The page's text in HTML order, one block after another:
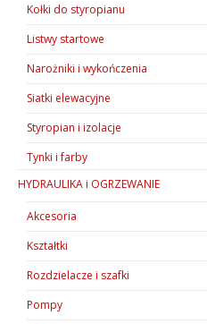
Kołki do styropianu
Listwy startowe
Narożniki i wykończenia
Siatki elewacyjne
Styropian i izolacje
Tynki i farby
HYDRAULIKA i OGRZEWANIE
Akcesoria
Kształtki
Rozdzielacze i szafki
Pompy